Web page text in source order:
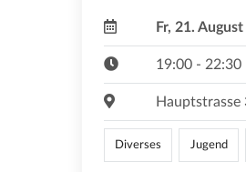
Fr, 21.
19:00 - 22:30
Hauptstrasse
Diverses Jugend